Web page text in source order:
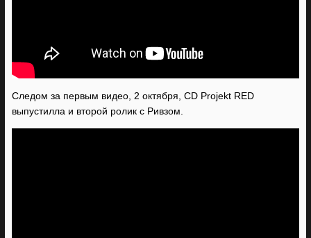
Следом за первым видео, 2 октября, CD Projekt RED
выпустилла и второй ролик с Ривзом.